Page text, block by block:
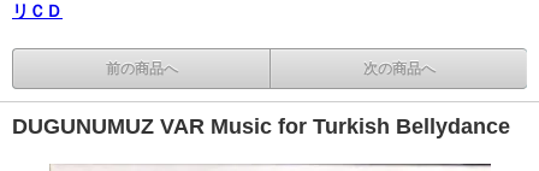
リＣＤ
前の商品へ 次の商品へ
DUGUNUMUZ VAR Music for Turkish Bellydance